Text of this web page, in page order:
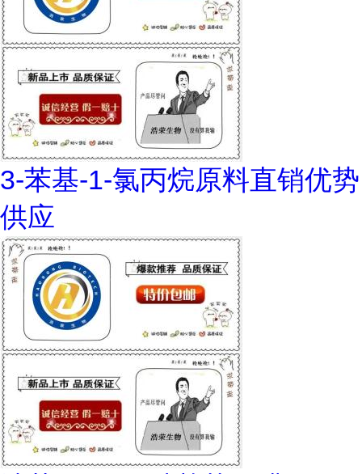
3-苯基-1-氯丙烷原料直销优势
供应